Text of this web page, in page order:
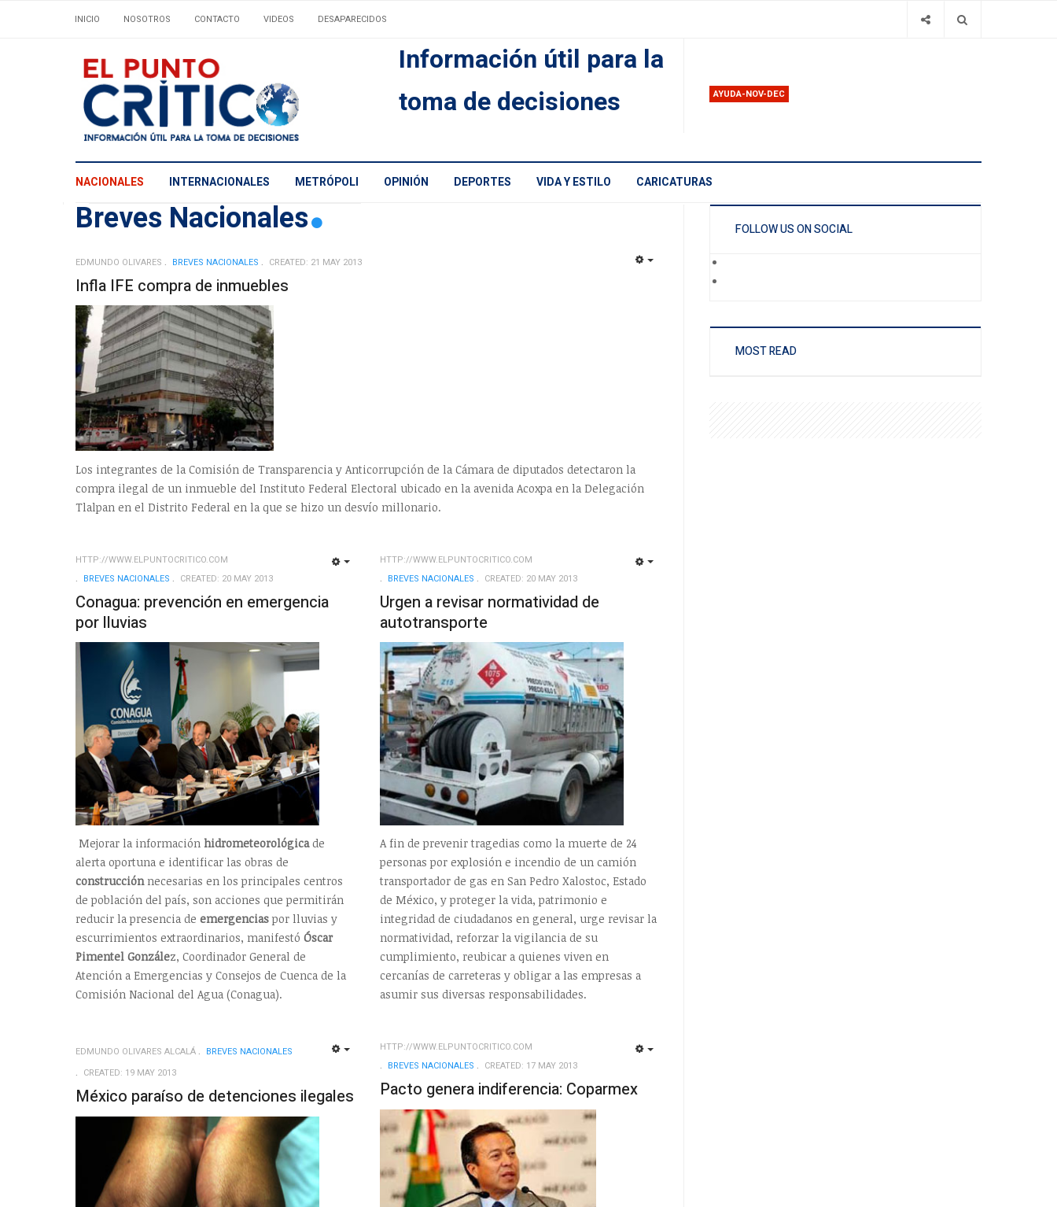
INICIO NOSOTROS CONTACTO VIDEOS DESAPARECIDOS
Información útil para la
toma de decisiones
AYUDA-NOV-DEC
NACIONALES INTERNACIONALES METRÓPOLI OPINIÓN DEPORTES VIDA Y ESTILO CARICATURAS
Breves Nacionales
EDMUNDO OLIVARES BREVES NACIONALES CREATED: 21 MAY 2013
Infla IFE compra de inmuebles
Los integrantes de la Comisión de Transparencia y Anticorrupción de la Cámara de diputados detectaron la
compra ilegal de un inmueble del Instituto Federal Electoral ubicado en la avenida Acoxpa en la Delegación
Tlalpan en el Distrito Federal en la que se hizo un desvío millonario.
HTTP://WWW.ELPUNTOCRITICO.COM
BREVES NACIONALES
CREATED: 20 MAY 2013
Conagua: prevención en emergencia
por lluvias
Mejorar la información hidrometeorológicade
alerta oportuna e identificar las obras de
construcciónnecesarias en los principales centros
de población del país, son acciones que permitirán
reducir la presencia de emergencias por lluvias y
escurrimientos extraordinarios, manifestó Óscar
Pimentel González, Coordinador General de
Atención a Emergencias y Consejos de Cuenca de la
Comisión Nacional del Agua (Conagua).
HTTP://WWW.ELPUNTOCRITICO.COM
BREVES NACIONALES
CREATED: 20 MAY 2013
Urgen a revisar normatividad de
autotransporte
A fin de prevenir tragedias como la muerte de 24
personas por explosión e incendio de un camión
transportador de gas en San Pedro Xalostoc, Estado
de México, y proteger la vida, patrimonio e
integridad de ciudadanos en general, urge revisar la
normatividad, reforzar la vigilancia de su
cumplimiento, reubicar a quienes viven en
cercanías de carreteras y obligar a las empresas a
asumir sus diversas responsabilidades.
EDMUNDO OLIVARES ALCALÁ
BREVES NACIONALES
CREATED: 19 MAY 2013
México paraíso de detenciones ilegales
HTTP://WWW.ELPUNTOCRITICO.COM
BREVES NACIONALES
CREATED: 17 MAY 2013
Pacto genera indiferencia: Coparmex
FOLLOW US ON SOCIAL
MOST READ